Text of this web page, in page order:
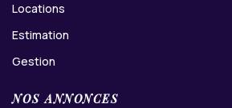
Locations
Estimation
Gestion
NOS ANNONCES